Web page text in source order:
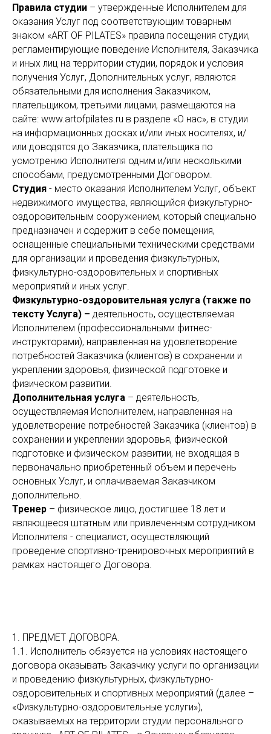
Правила студии – утвержденные Исполнителем для
оказания Услуг под соответствующим товарным
знаком «ART OF PILATES» правила посещения студии,
регламентирующие поведение Исполнителя, Заказчика
и иных лиц на территории студии, порядок и условия
получения Услуг, Дополнительных услуг, являются
обязательными для исполнения Заказчиком,
плательщиком, третьими лицами, размещаются на
сайте: www.artofpilates.ru в разделе «О нас», в студии
на информационных досках и/или иных носителях, и/
или доводятся до Заказчика, плательщика по
усмотрению Исполнителя одним и/или несколькими
способами, предусмотренными Договором.
Студия - место оказания Исполнителем Услуг, объект
недвижимого имущества, являющийся физкультурно-
оздоровительным сооружением, который специально
предназначен и содержит в себе помещения,
оснащенные специальными техническими средствами
для организации и проведения физкультурных,
физкультурно-оздоровительных и спортивных
мероприятий и иных услуг.
Физкультурно-оздоровительная услуга (также по
тексту Услуга) – деятельность, осуществляемая
Исполнителем (профессиональными фитнес-
инструкторами), направленная на удовлетворение
потребностей Заказчика (клиентов) в сохранении и
укреплении здоровья, физической подготовке и
физическом развитии.
Дополнительная услуга – деятельность,
осуществляемая Исполнителем, направленная на
удовлетворение потребностей Заказчика (клиентов) в
сохранении и укреплении здоровья, физической
подготовке и физическом развитии, не входящая в
первоначально приобретенный объем и перечень
основных Услуг, и оплачиваемая Заказчиком
дополнительно.
Тренер – физическое лицо, достигшее 18 лет и
являющееся штатным или привлеченным сотрудником
Исполнителя - специалист, осуществляющий
проведение спортивно-тренировочных мероприятий в
рамках настоящего Договора.
1. ПРЕДМЕТ ДОГОВОРА.
1.1. Исполнитель обязуется на условиях настоящего
договора оказывать Заказчику услуги по организации
и проведению физкультурных, физкультурно-
оздоровительных и спортивных мероприятий (далее –
«Физкультурно-оздоровительные услуги»),
оказываемых на территории студии персонального